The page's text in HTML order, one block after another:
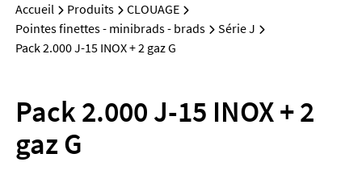
Accueil Produits
CLOUAGE
Pointes finettes - minibrads - brads
Série J
Pack 2.000 J-15 INOX + 2 gaz G
Pack 2.000 J-15 INOX + 2
gaz G